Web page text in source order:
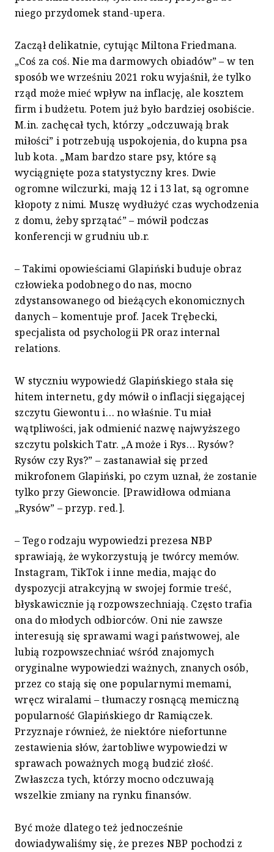
niego przydomek stand-upera.
Zaczął delikatnie, cytując Miltona Friedmana.
„Coś za coś. Nie ma darmowych obiadów” – w ten
sposób we wrześniu 2021 roku wyjaśnił, że tylko
rząd może mieć wpływ na inflację, ale kosztem
firm i budżetu. Potem już było bardziej osobiście.
M.in. zachęcał tych, którzy „odczuwają brak
miłości” i potrzebują uspokojenia, do kupna psa
lub kota. „Mam bardzo stare psy, które są
wyciągnięte poza statystyczny kres. Dwie
ogromne wilczurki, mają 12 i 13 lat, są ogromne
kłopoty z nimi. Muszę wydłużyć czas wychodzenia
z domu, żeby sprzątać” – mówił podczas
konferencji w grudniu ub.r.
– Takimi opowieściami Glapiński buduje obraz
człowieka podobnego do nas, mocno
zdystansowanego od bieżących ekonomicznych
danych – komentuje prof. Jacek Trębecki,
specjalista od psychologii PR oraz internal
relations.
W styczniu wypowiedź Glapińskiego stała się
hitem internetu, gdy mówił o inflacji sięgającej
szczytu Giewontu i… no właśnie. Tu miał
wątpliwości, jak odmienić nazwę najwyższego
szczytu polskich Tatr. „A może i Rys… Rysów?
Rysów czy Rys?” – zastanawiał się przed
mikrofonem Glapiński, po czym uznał, że zostanie
tylko przy Giewoncie. [Prawidłowa odmiana
„Rysów” – przyp. red.].
– Tego rodzaju wypowiedzi prezesa NBP
sprawiają, że wykorzystują je twórcy memów.
Instagram, TikTok i inne media, mając do
dyspozycji atrakcyjną w swojej formie treść,
błyskawicznie ją rozpowszechniają. Często trafia
ona do młodych odbiorców. Oni nie zawsze
interesują się sprawami wagi państwowej, ale
lubią rozpowszechniać wśród znajomych
oryginalne wypowiedzi ważnych, znanych osób,
przez co stają się one popularnymi memami,
wręcz wiralami – tłumaczy rosnącą memiczną
popularność Glapińskiego dr Ramiączek.
Przyznaje również, że niektóre niefortunne
zestawienia słów, żartobliwe wypowiedzi w
sprawach poważnych mogą budzić złość.
Zwłaszcza tych, którzy mocno odczuwają
wszelkie zmiany na rynku finansów.
Być może dlatego też jednocześnie
dowiadywaliśmy się, że prezes NBP pochodzi z